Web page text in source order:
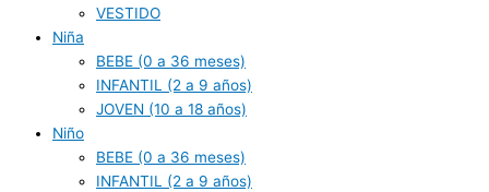
VESTIDO
Niña
BEBE (0 a 36 meses)
INFANTIL (2 a 9 años)
JOVEN (10 a 18 años)
Niño
BEBE (0 a 36 meses)
INFANTIL (2 a 9 años)